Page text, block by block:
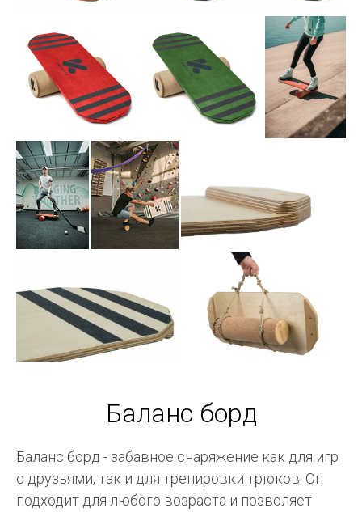
Баланс борд
Баланс борд - забавное снаряжение как для игр
с друзьями, так и для тренировки трюков. Он
подходит для любого возраста и позволяет